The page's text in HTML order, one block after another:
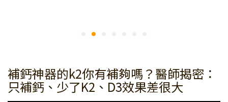
補鈣神器的k2你有補夠嗎？醫師揭密：
只補鈣、少了K2、D3效果差很大